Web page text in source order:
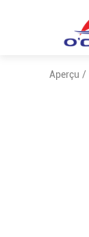
Aperçu /